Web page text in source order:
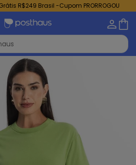
R$249 Brasil -Cupom PRORROGOU